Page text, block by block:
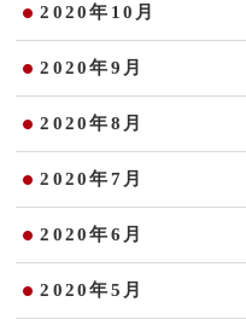
2020年10月
2020年9月
2020年8月
2020年7月
2020年6月
2020年5月